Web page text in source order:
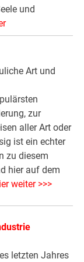
und
Art und
zur
aller Art oder
ist ein echter
zu diesem
hier auf dem
weiter >>>
letzten Jahres